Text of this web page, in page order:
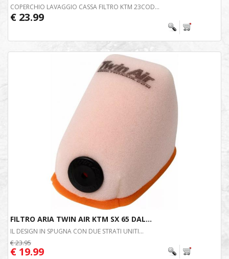
COPERCHIO LAVAGGIO CASSA FILTRO KTM 23COD...
€ 23.99
FILTRO ARIA TWIN AIR KTM SX 65 DAL...
IL DESIGN IN SPUGNA CON DUE STRATI UNITI...
€ 23.95
€ 19.99